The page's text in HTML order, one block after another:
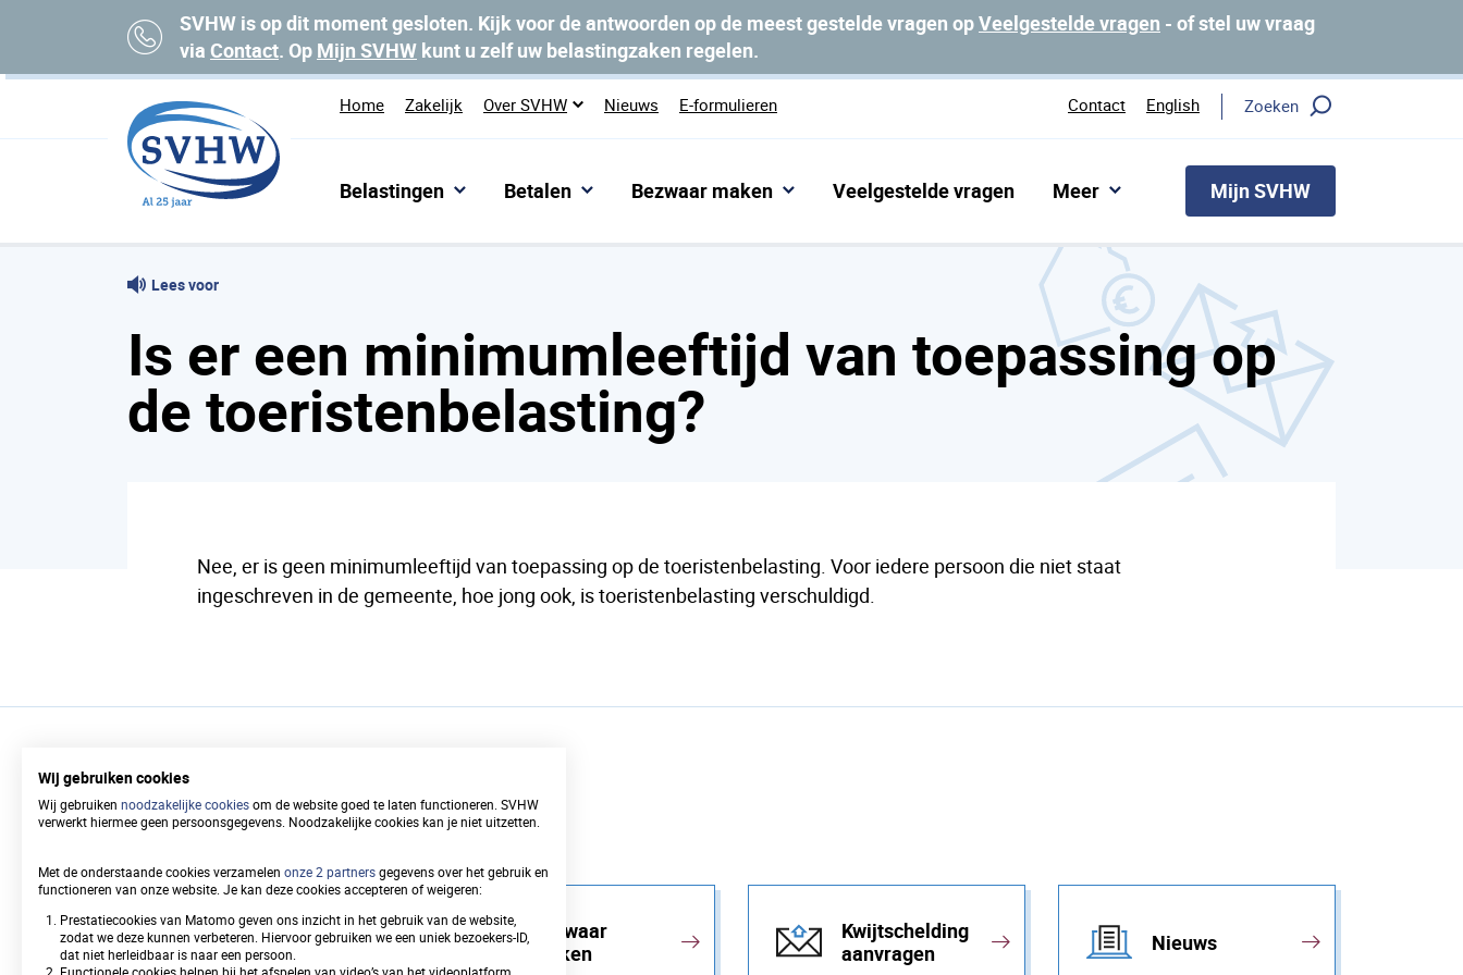
SVHW is op dit moment gesloten. Kijk voor de antwoorden op de meest gestelde vragen opVeelgestelde vragen - of stel uw vraag
via Contact. Op Mijn SVHW kunt u zelf uw belastingzaken regelen.
Home Zakelijk Over SVHW Nieuws E-formulieren Contact English Zoeken
Belastingen Betalen Bezwaar maken Veelgestelde vragen Meer Mijn SVHW
Home
Lees voor
Is er een minimumleeftijd van toepassing op
de toeristenbelasting?
Nee, er is geen minimumleeftijd van toepassing op de toeristenbelasting. Voor iedere persoon die niet staat
ingeschreven in de gemeente, hoe jong ook, is toeristenbelasting verschuldigd.
Snel naar
Bezwaar WOZ-
waarde
Bezwaar
maken
Kwijtschelding
aanvragen
Nieuws
Wij gebruiken cookies
Wij gebruiken noodzakelijke cookiesom de website goed te laten functioneren. SVHW
verwerkt hiermee geen persoonsgegevens. Noodzakelijke cookies kan je niet uitzetten.
Met de onderstaande cookies verzamelen onze 2 partnersgegevens over het gebruik en
functioneren van onze website. Je kan deze cookies accepteren of weigeren:
Prestatiecookies van Matomo geven ons inzicht in het gebruik van de website,
zodat we deze kunnen verbeteren. Hiervoor gebruiken we een uniek bezoekers-ID,
dat niet herleidbaar is naar een persoon.